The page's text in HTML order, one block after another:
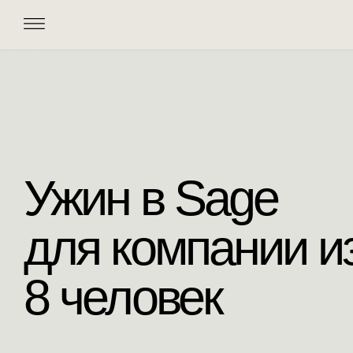
Ужин в Sage
для компании
8 человек